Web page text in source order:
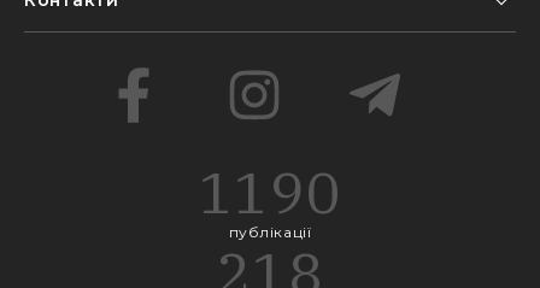
1190
публікації
218